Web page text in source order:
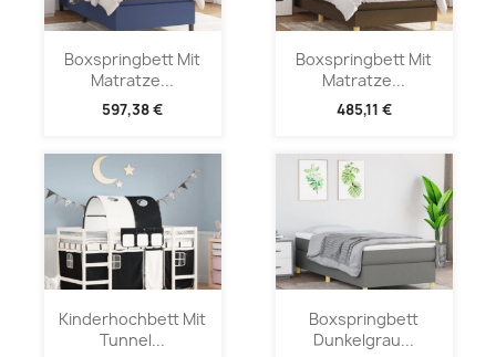
Boxspringbett Mit
Matratze...
597,38 €
Boxspringbett Mit
Matratze...
485,11 €
Kinderhochbett Mit
Tunnel...
Boxspringbett
Dunkelgrau...